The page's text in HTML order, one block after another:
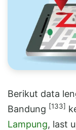
Berikut data
Bandung [133]
Lampung, last